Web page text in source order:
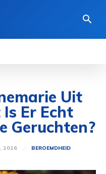
Uit
Er Echt
Geruchten?
2026 BEROEMDHEID